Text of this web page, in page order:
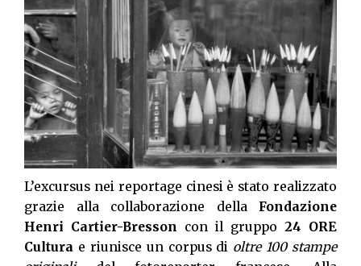
L’excursus nei reportage cinesi è stato realizzato
grazie alla collaborazione dellaFondazione
Henri Cartier-Bresson con il gruppo 24 ORE
Cultura e riunisce un corpus di oltre 100 stampe